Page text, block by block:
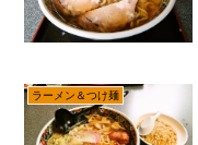
ラーメン＆つけ麺